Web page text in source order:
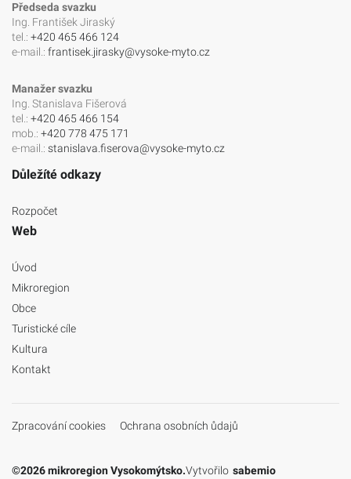
Předseda svazku
Ing. František Jiraský
tel.: +420 465 466 124
e-mail.: frantisek.jirasky@vysoke-myto.cz
Manažer svazku
Ing. Stanislava Fišerová
tel.: +420 465 466 154
mob.: +420 778 475 171
e-mail.: stanislava.fiserova@vysoke-myto.cz
Důležíté odkazy
Rozpočet
Web
Úvod
Mikroregion
Obce
Turistické cíle
Kultura
Kontakt
Zpracování cookies Ochrana osobních ůdajů
©2026 mikroregion Vysokomýtsko.Vytvořilo sabemio